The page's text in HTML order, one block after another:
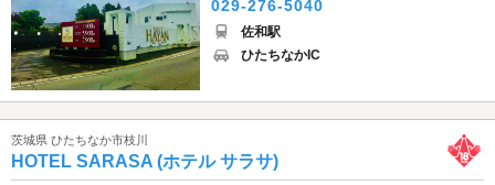
029-276-5040
佐和駅
ひたちなかIC
茨城県 ひたちなか市枝川
HOTEL SARASA (ホテル サラサ)